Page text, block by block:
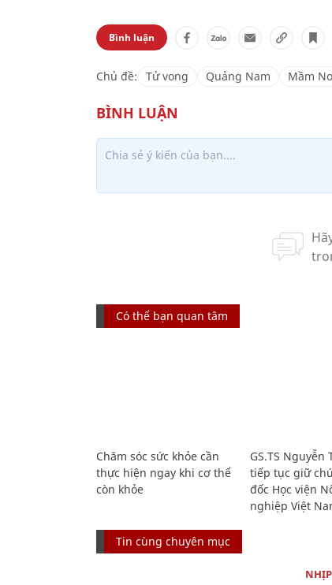
Bình luận
Chủ đề: Tử vong Quảng Nam Mầm
Có thể bạn quan tâm
Chăm sóc sức khỏe cần
thực hiện ngay khi cơ thể
còn khỏe
GS.TS Nguyễn
tiếp tục giữ
đốc Học viện
nghiệp Việt
Tin cùng chuyên mục